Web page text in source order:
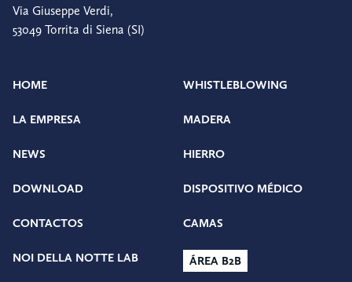
Via Giuseppe Verdi,
53049 Torrita di Siena (SI)
HOME
LA EMPRESA
NEWS
DOWNLOAD
CONTACTOS
NOI DELLA NOTTE LAB
WHISTLEBLOWING
MADERA
HIERRO
DISPOSITIVO MÉDICO
CAMAS
ÁREA B2B